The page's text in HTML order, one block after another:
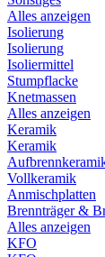
Alles anzeigen
Isolierung
Isolierung
Isoliermittel
Stumpflacke
Knetmassen
Alles anzeigen
Keramik
Keramik
Vollkeramik
Anmischplatten
Brennträger &
Alles anzeigen
KFO